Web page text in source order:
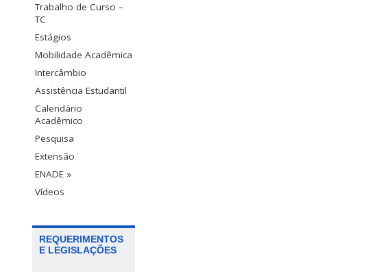
Trabalho de Curso –
TC
Estágios
Mobilidade Acadêmica
Intercâmbio
Assistência Estudantil
Calendário
Acadêmico
Pesquisa
Extensão
ENADE »
Vídeos
REQUERIMENTOS
E LEGISLAÇÕES